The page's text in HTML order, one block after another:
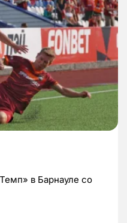
в Барнауле со